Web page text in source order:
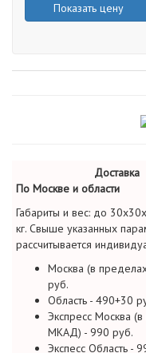
Показать цену
Доставка
По Москве и области
Габариты и вес: до
кг. Свыше указанных
рассчитывается
Москва (в
руб.
Область - 490+30
Экспресс Москва
МКАД) - 990 руб.
Экспесс Область -